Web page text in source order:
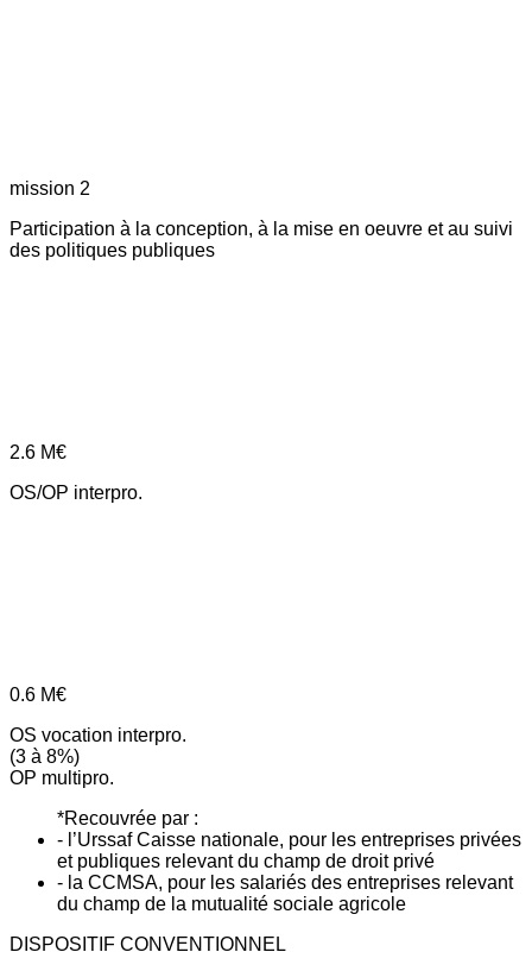
mission 2
Participation à la conception, à la mise en oeuvre et au suivi
des politiques publiques
2.6 M€
OS/OP interpro.
0.6 M€
OS vocation interpro.
(3 à 8%)
OP multipro.
*Recouvrée par :
- l’Urssaf Caisse nationale, pour les entreprises privées
et publiques relevant du champ de droit privé
- la CCMSA, pour les salariés des entreprises relevant
du champ de la mutualité sociale agricole
DISPOSITIF CONVENTIONNEL